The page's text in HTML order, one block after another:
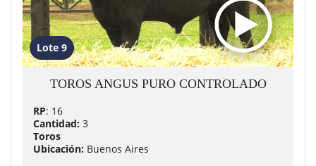
Lote 9
TOROS ANGUS PURO CONTROLADO
RP: 16
Cantidad: 3
Toros
Ubicación: Buenos Aires